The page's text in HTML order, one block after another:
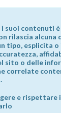
suoi contenuti
rilascia alcuna
tipo, esplicita
sito o delle
correlate
e rispettare